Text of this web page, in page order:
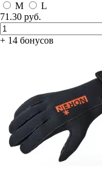
M
L
71.30 руб.
+ 14 бонусов